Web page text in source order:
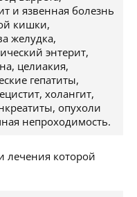
и язвенная болезнь
кишки,
желудка,
энтерит,
целиакия,
гепатиты,
холангит,
опухоли
непроходимость.
лечения которой